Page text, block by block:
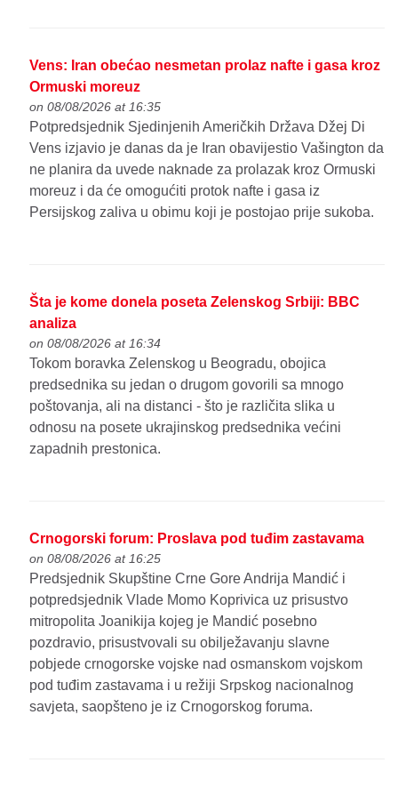
Vens: Iran obećao nesmetan prolaz nafte i gasa kroz
Ormuski moreuz
on 08/08/2026 at 16:35
Potpredsjednik Sjedinjenih Američkih Država Džej Di
Vens izjavio je danas da je Iran obavijestio Vašington da
ne planira da uvede naknade za prolazak kroz Ormuski
moreuz i da će omogućiti protok nafte i gasa iz
Persijskog zaliva u obimu koji je postojao prije sukoba.
Šta je kome donela poseta Zelenskog Srbiji: BBC
analiza
on 08/08/2026 at 16:34
Tokom boravka Zelenskog u Beogradu, obojica
predsednika su jedan o drugom govorili sa mnogo
poštovanja, ali na distanci - što je različita slika u
odnosu na posete ukrajinskog predsednika većini
zapadnih prestonica.
Crnogorski forum: Proslava pod tuđim zastavama
on 08/08/2026 at 16:25
Predsjednik Skupštine Crne Gore Andrija Mandić i
potpredsjednik Vlade Momo Koprivica uz prisustvo
mitropolita Joanikija kojeg je Mandić posebno
pozdravio, prisustvovali su obilježavanju slavne
pobjede crnogorske vojske nad osmanskom vojskom
pod tuđim zastavama i u režiji Srpskog nacionalnog
savjeta, saopšteno je iz Crnogorskog foruma.